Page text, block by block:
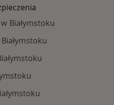
Białymstoku